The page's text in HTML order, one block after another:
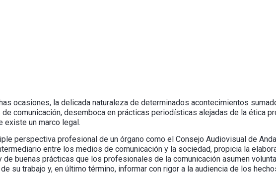
ocasiones, la delicada naturaleza de determinados acontecimientos
comunicación, desemboca en prácticas periodísticas alejadas de la ética
existe un marco legal.
perspectiva profesional de un órgano como el Consejo Audiovisual de
entre los medios de comunicación y la sociedad, propicia la
de buenas prácticas que los profesionales de la comunicación asumen
su trabajo y, en último término, informar con rigor a la audiencia de los